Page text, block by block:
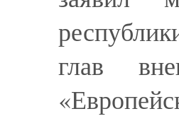
глав